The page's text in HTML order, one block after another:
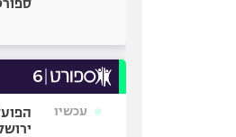
ספורט
עכשיו